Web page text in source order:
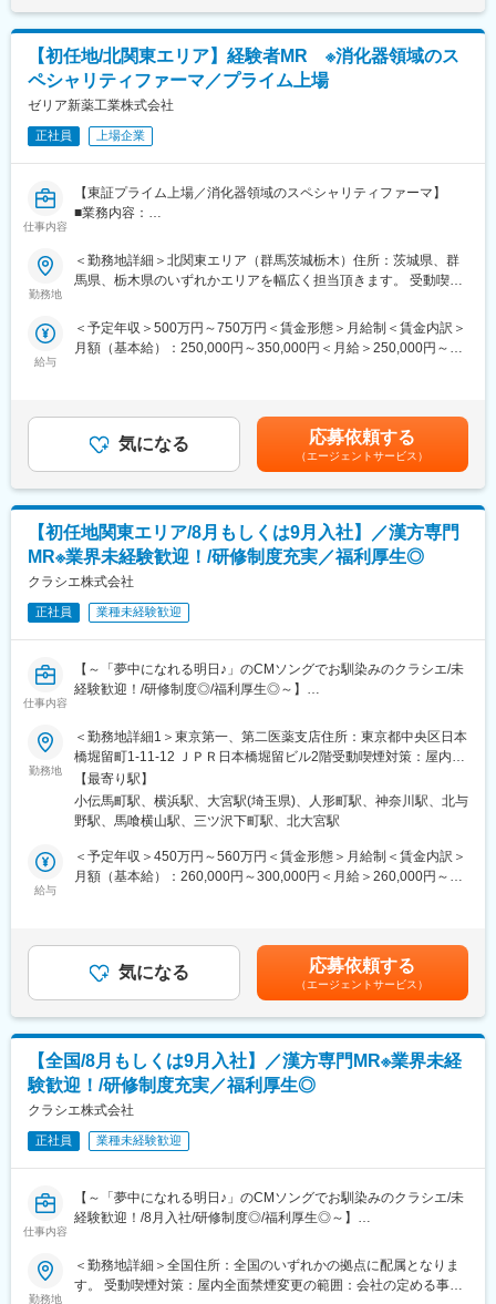
・スケジュールに合わせて直行直帰可
・転居を伴う転勤はありません
■やりがい：
・最近、健康のことで困っていることがないかなど、親身にお話
を聞くことで、お客様と信頼関係を築き、お客様の健康管理に貢
献することができます。
・「この薬すごく効き目があって良かったよ。」「こないだのリ
ンゴ酢美味しかった。ちょうどまた買おうと思ってたの。来てく
れてありがとう。」など、「ありがとう」という言葉が一番のや
変更の範囲：会社の定める業務
入社直後は部内の研修プログラムに沿って、必要な知識・社内資
格を数か月～半年程度で習得
先輩社員とともに実際のプロジェクトに参画（1～複数のテーマを
担当）
複数年かけて注射製剤分野における生産技術研究機能のコアメン
バー/リーダーへと成長
※ご経験に応じて当社業務全般に携わっていただく可能性がありま
す。
■職種の魅力：
産技術課題解決を通じ、世界中の患者さんや医療に貢献できま
す。
プ内での人財交流プログラムを通じて、国際的に活躍する機会が
あります。
・豊富な開発パイプラインを活かした開発・生産立ち上げ・技術
課題解決活動を通じ、グローバル水準の技術・知識・経験を得ら
発支援制度（語学スクール補助金、資格取得支援、オンライン学
習プラットフォーム提供）を整備しています。
・自由な意見交換と改善志向の風土があり、大胆な見直しを歓迎
しています。メンバーは「責任者」として主体的に議論に参加
し、個人の成長意欲とチームワークを両立させています。また、
開発部門や製造部門との活発な連携など、部門の枠を超えた情報
共有が行われています。
変更の範囲：会社の定める業務
は固定手当を含めた表記です。
【初任地/北関東エリア】経験者MR ※消化器領域のス
ペシャリティファーマ／プライム上場
ゼリア新薬工業株式会社
正社員 上場企業
仕事内容
【東証プライム上場／消化器領域のスペシャリティファーマ】
■業務内容：
品の情報提供や提案活動を行います。有効性・安全性や用法・用
量などの医薬情報を正確に伝え、適正使用を推進に努めていただ
きます。また、医療現場からの自社製品に関する情報を収集し、
領域以外の新薬も上市しており、腎内・循環器・婦人科など幅広
い診療科を訪問しています。
・フェインジェクト：鉄欠乏性貧血治療剤
・アコファイド：機能性ディスペプシア治療薬
■研修制度：
・製品研修（1ヶ月)：自社製品の基本知識や情報提供のスキルを
学びます。
・フォロー研修：配属後も複数回の研修を通して、より専門的な
知識を身につけます。
・成長支援：階層別研修、部門別研修、コンプライアンス研修等
も充実しています。
・在宅勤務
・リモートワーク可
・資格取得支援制度
・研修支援制度
■当社の魅力：
・専門性の高さ：消化器領域に強みを持ち、国内トップクラスの
シェア
・安定した経営基盤：創業70年超、医療用医薬品とOTCの二本柱
で安定成長
・社会貢献度の高さ：生活習慣病や消化器疾患など、人々の健康
に直結する製品を提供
・働きやすい環境：完全週休二日制、住宅補助、資格取得支援な
・研修制度の充実：未経験者も安心して成長できる教育体制
・長期勤続率の高さ：社員の定着率が高く、安定したキャリア形
成が可能
変更の範囲：会社の定める業務
勤務地
＜勤務地詳細＞北関東エリア（群馬茨城栃木）住所：茨城県、群
馬県、栃木県のいずれかエリアを幅広く担当頂きます。 受動喫煙
給与
＜予定年収＞500万円～750万円＜賃金形態＞月給制＜賃金内訳＞
月額（基本給）：250,000円～350,000円＜月給＞250,000円～
す。賃金はあくまでも目安の金額であり、選考を通じて上下する
可能性があります。月給(月額)は固定手当を含めた表記です。
気になる 応募依頼する
（エージェントサービス）
【初任地関東エリア/8月もしくは9月入社】／漢方専門
MR※業界未経験歓迎！/研修制度充実／福利厚生◎
クラシエ株式会社
正社員 業種未経験歓迎
仕事内容
【～「夢中になれる明日♪」のCMソングでお馴染みのクラシエ/未
経験歓迎！/研修制度◎/福利厚生◎～】
■業務内容：
医療用漢方製剤専門の※MR職として医療従事者への情報提供をお
任せします。漢方は昨今、医療現場での活用が進んでいる成長領
域です。対象となる診療科は多いですが、特に高齢者医療や女性
医療に注力しています。
※担当施設は開業医が中心ですが、大学病院や大病院なども担当
し、様々な経験を積むことが出来ます。
師などの医療従事者に対して、自社製品である漢方薬に関する情
報を提供し、漢方薬の適正使用を促進する役割を担っています。
（8月）の本社研修がありしっかりとフォローします。漢方業界が
初めての方でもご安心ください！内容は学術（医薬品・漢方
薬）、情報提供や説明会のロールプレイイング等インプット、ア
ウトプットの両方の研修を予定しています。現場でご活躍いただ
くための土台を固めます。（研修期間は変動の可能性あり）
■勤務地補足：
・初任地は関東エリアのいずれかとなります。
※駐在の場合も、会議等の業務で月に数回支店や営業所、出張所等
に出社する場合があります。
※詳しくは以下ご参照くださいませ。
https://www.kracie.co.jp/company/info/office.html
勤務地
＜勤務地詳細1＞東京第一、第二医薬支店住所：東京都中央区日本
橋堀留町1-11-12 ＪＰＲ日本橋堀留ビル2階受動喫煙対策：屋内全
面禁煙＜勤務地詳細2＞横浜医薬支店住所：神奈川県横浜市神奈川
区鶴屋町3-32-13 第2安田ﾋﾞﾙ2F 受動喫煙対策：敷地内全面禁煙＜
勤務地詳細3＞関越ヘルスケア支店住所：埼玉県さいたま市大宮区
煙変更の範囲：会社の定める事業所
【最寄り駅】
小伝馬町駅、横浜駅、大宮駅(埼玉県)、人形町駅、神奈川駅、北与
野駅、馬喰横山駅、三ツ沢下町駅、北大宮駅
給与
＜予定年収＞450万円～560万円＜賃金形態＞月給制＜賃金内訳＞
月額（基本給）：260,000円～300,000円＜月給＞260,000円～
までも目安の金額であり、選考を通じて上下する可能性がありま
す。月給(月額)は固定手当を含めた表記です。
気になる 応募依頼する
（エージェントサービス）
【全国/8月もしくは9月入社】／漢方専門MR※業界未経
験歓迎！/研修制度充実／福利厚生◎
クラシエ株式会社
正社員 業種未経験歓迎
仕事内容
【～「夢中になれる明日♪」のCMソングでお馴染みのクラシエ/未
経験歓迎！/8月入社/研修制度◎/福利厚生◎～】
■業務内容：
勤務地
＜勤務地詳細＞全国住所：全国のいずれかの拠点に配属となりま
す。 受動喫煙対策：屋内全面禁煙変更の範囲：会社の定める事業